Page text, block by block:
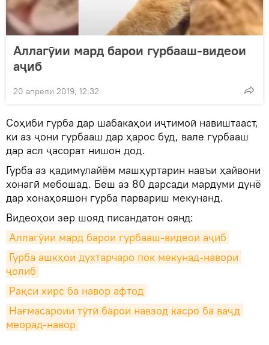
Аллагӯии мард барои гурбааш-видеои
аҷиб
20 апрели 2019, 12:32
Соҳиби гурба дар шабакаҳои иҷтимоӣ навиштааст,
ки аз ҷони гурбааш дар ҳарос буд, вале гурбааш
дар асл ҷасорат нишон дод.
Гурба аз қадимулайём машҳуртарин навъи ҳайвони
хонагӣ мебошад. Беш аз 80 дарсади мардуми дунё
дар хонаҳояшон гурба парвариш мекунанд.
Видеоҳои зер шояд писандатон оянд:
Аллагӯии мард барои гурбааш-видеои аҷиб
Гурба ашкҳои духтарчаро пок мекунад-навори
ҷолиб
Рақси хирс ба навор афтод
Нағмасароии тӯтӣ барои навзод касро ба ваҷд
меорад-навор